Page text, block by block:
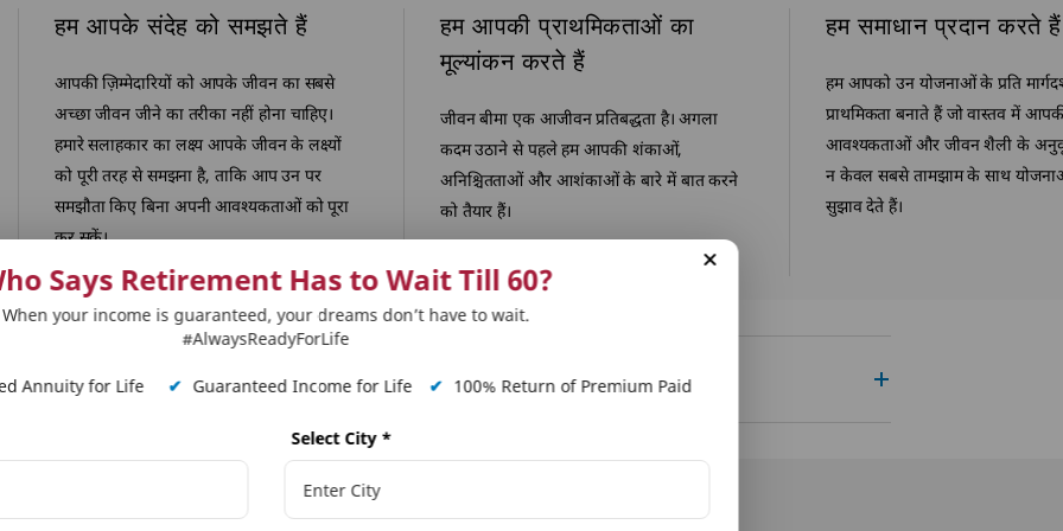
हम आपके संदेह को समझते हैं
आपकी ज़िम्मेदारियों को आपके जीवन का सबसे
अच्छा जीवन जीने का तरीका नहीं होना चाहिए।
हमारे सलाहकार का लक्ष्य आपके जीवन के लक्ष्यों
को पूरी तरह से समझना है, ताकि आप उन पर
समझौता किए बिना अपनी आवश्यकताओं को पूरा
कर सकें।
हम आपकी प्राथमिकताओं का
मूल्यांकन करते हैं
जीवन बीमा एक आजीवन प्रतिबद्धता है। अगला
कदम उठाने से पहले हम आपकी शंकाओं,
अनिश्चितताओं और आशंकाओं के बारे में बात करने
को तैयार हैं।
हम समाधान प्रदान करते हैं
हम आपको उन योजनाओं के प्रति
प्राथमिकता बनाते हैं जो वास्तव में
आवश्यकताओं और जीवन शैली के
न केवल सबसे तामझाम के साथ
सुझाव देते हैं।
Says Retirement Has to Wait Till 60?
When your income is guaranteed, your dreams don’t have to wait.
#AlwaysReadyForLife
Annuity for Life ✔ Guaranteed Income for Life ✔ 100% Return of Premium Paid
Select City *